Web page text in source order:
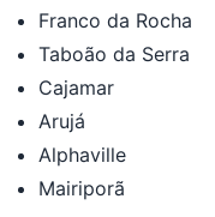
Franco da Rocha
Taboão da Serra
Cajamar
Arujá
Alphaville
Mairiporã